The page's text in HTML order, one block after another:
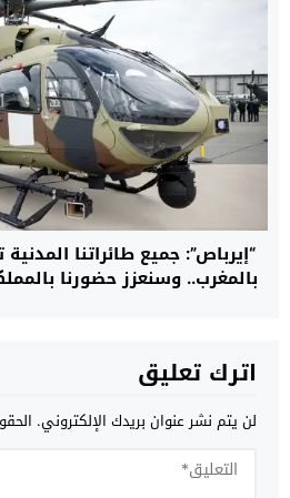
“إيرباص”: جميع طائراتنا
بالمغرب.. وسنعزز حضورنا
اترك تعليق
لن يتم نشر عنوان بريدك الإلكتروني.